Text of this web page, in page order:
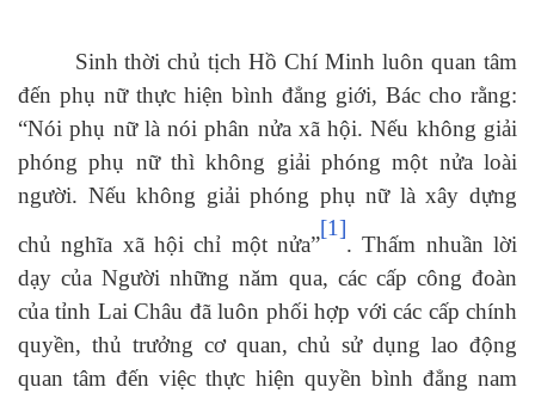
Sinh thời chủ tịch Hồ Chí Minh luôn quan tâm
đến phụ nữ thực hiện bình đẳng giới, Bác cho rằng:
“Nói phụ nữ là nói phân nửa xã hội. Nếu không giải
phóng phụ nữ thì không giải phóng một nửa loài
người. Nếu không giải phóng phụ nữ là xây dựng
chủ nghĩa xã hội chỉ một nửa”
[1]
. Thấm nhuần lời
dạy của Người những năm qua, các cấp công đoàn
của tỉnh Lai Châu đã luôn phối hợp với các cấp chính
quyền, thủ trưởng cơ quan, chủ sử dụng lao động
quan tâm đến việc thực hiện quyền bình đẳng nam